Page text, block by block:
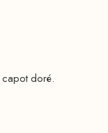
capot doré.